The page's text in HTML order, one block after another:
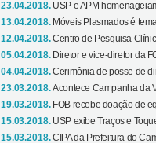
23.04.2018. USP e APM
13.04.2018. Móveis Plasmados é
12.04.2018.Centro de Pesquisa
05.04.2018. Diretor e vice-diretor da
04.04.2018.Cerimônia de posse de
23.03.2018.Acontece Campanha da
19.03.2018. FOB recebe doação de
15.03.2018. USP exibe Traços e
15.03.2018.CIPA da Prefeitura do